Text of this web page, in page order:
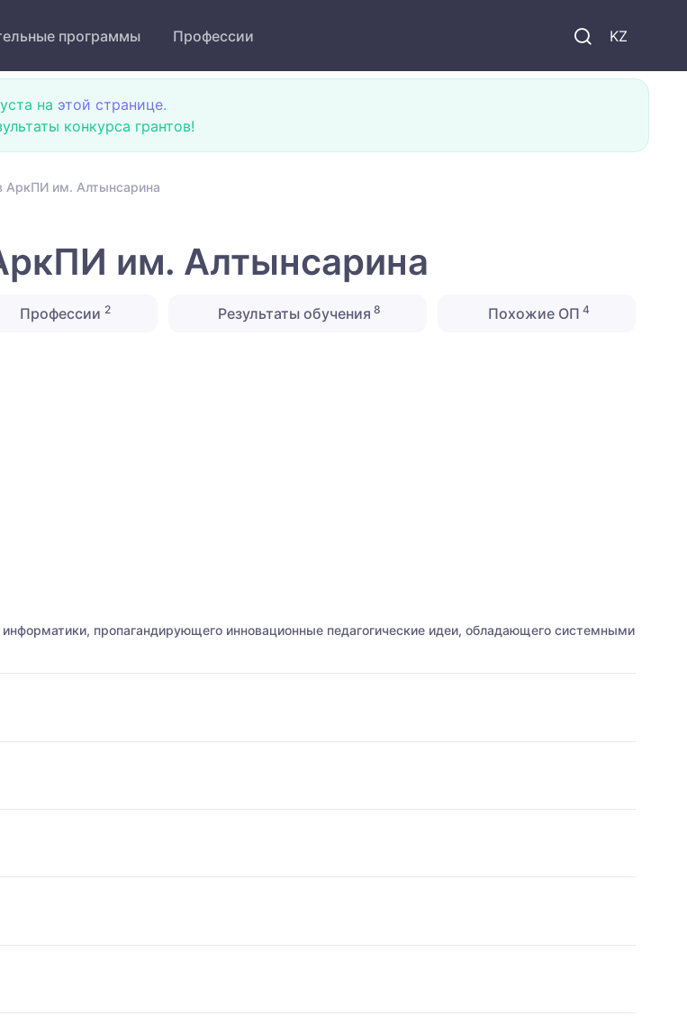
KZ
программы Профессии
на этой странице.
конкурса грантов!
АркПИ им. Алтынсарина
им. Алтынсарина
Профессии2 Результаты обучения 8 Похожие ОП 4
пропагандирующего инновационные педагогические идеи, обладающего системными